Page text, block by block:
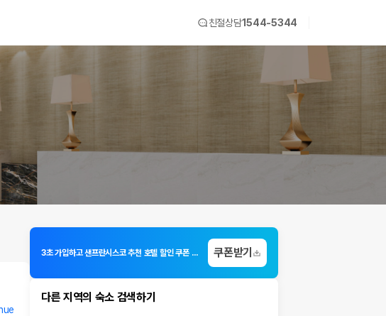
친절상담1544-5344
3초 가입하고 샌프란시스코 추천 호텔 할인 쿠폰 받기! 쿠폰받기
다른 지역의 숙소 검색하기